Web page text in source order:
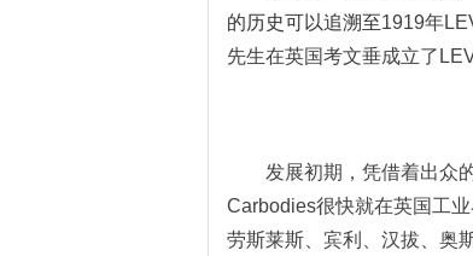
的历史可以追溯至1919年L
先生在英国考文垂成立了 L
发展初期， 凭借着出众
Carbodies很快就在英国工业
劳斯莱斯、宾利、汉拔、奥